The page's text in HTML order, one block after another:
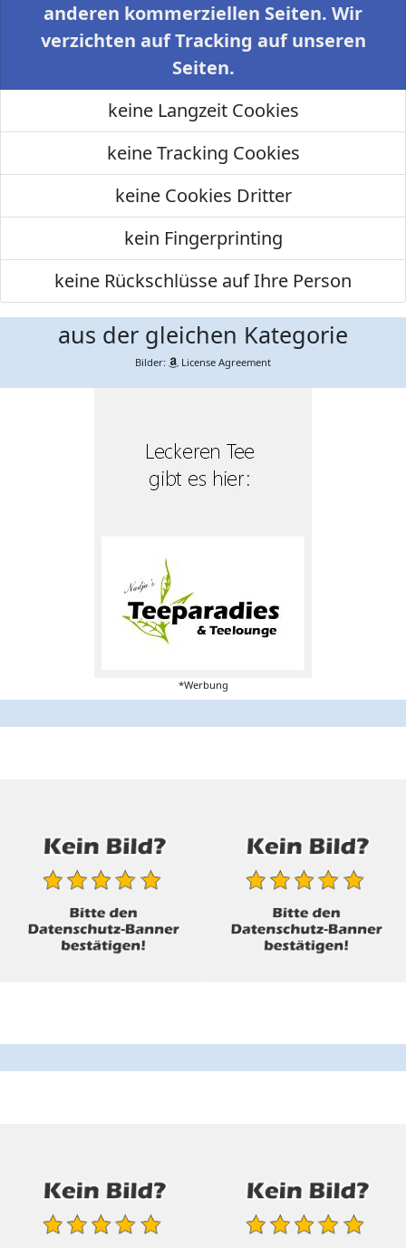
anderen kommerziellen Seiten. Wir
verzichten auf Tracking auf unseren
Seiten.
keine Langzeit Cookies
keine Tracking Cookies
keine Cookies Dritter
kein Fingerprinting
keine Rückschlüsse auf Ihre Person
aus der gleichen Kategorie
Bilder: License Agreement
*Werbung